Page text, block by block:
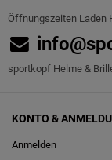
Öffnungszeiten Laden
sportkopf Helme &
KONTO &
Anmelden